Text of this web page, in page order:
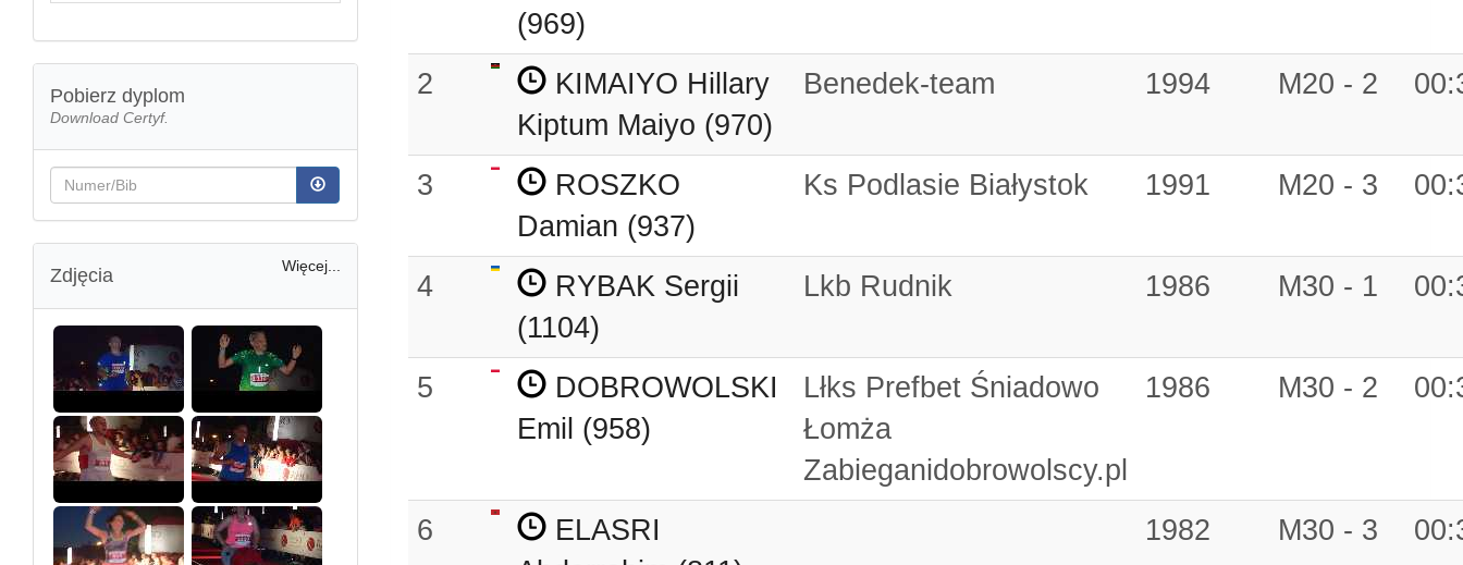
Pobierz dyplom
Download Certyf.
Więcej...
Zdjęcia
(969)
2
KIMAIYO Hillary
Kiptum Maiyo (970)
Benedek-team 1994 M20 - 2
3
ROSZKO
Damian (937)
Ks Podlasie Białystok 1991 M20 - 3
4
RYBAK Sergii
(1104)
Lkb Rudnik 1986 M30 - 1
5
DOBROWOLSKI
Emil (958)
Lłks Prefbet Śniadowo
Łomża
Zabieganidobrowolscy.pl
1986 M30 - 2
6
ELASRI
1982 M30 - 3